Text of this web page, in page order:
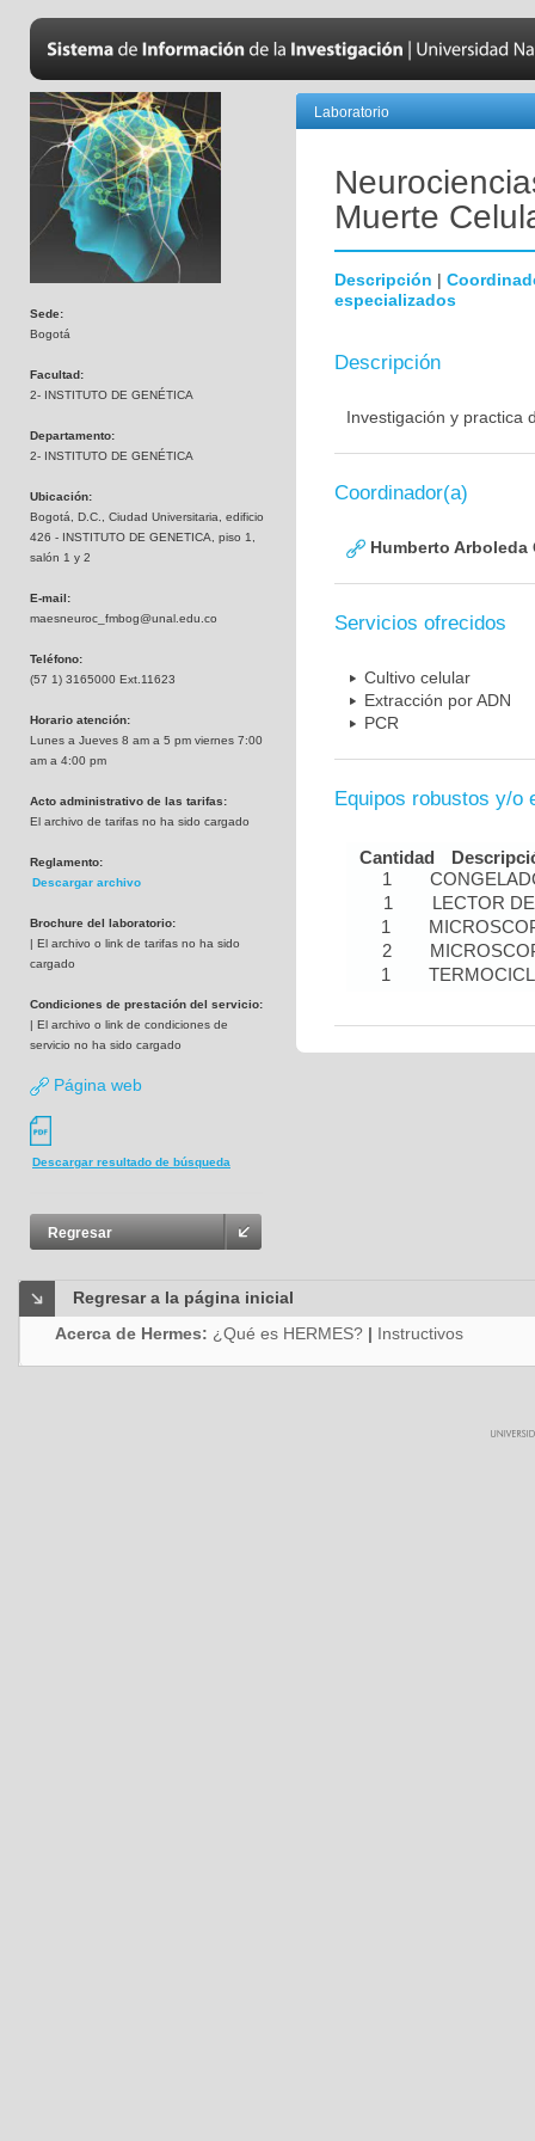
Sede:
Bogotá
Facultad:
2- INSTITUTO DE GENÉTICA
Departamento:
2- INSTITUTO DE GENÉTICA
Ubicación:
Bogotá, D.C., Ciudad Universitaria, edificio
426 - INSTITUTO DE GENETICA, piso 1,
salón 1 y 2
E-mail:
maesneuroc_fmbog@unal.edu.co
Teléfono:
(57 1) 3165000 Ext.11623
Horario atención:
Lunes a Jueves 8 am a 5 pm viernes 7:00
am a 4:00 pm
Acto administrativo de las tarifas:
El archivo de tarifas no ha sido cargado
Reglamento:
Descargar archivo
Brochure del laboratorio:
| El archivo o link de tarifas no ha sido
cargado
Condiciones de prestación del servicio:
| El archivo o link de condiciones de
servicio no ha sido cargado
Página web
Descargar resultado de búsqueda
Regresar
Laboratorio
Muerte
Descripción |
especializados
Descripción
Investigación y practica
Coordinador(a)
Humberto Arboleda
Servicios ofrecidos
Cultivo celular
Extracción por ADN
PCR
Equipos robustos y/o
Cantidad
1
1
LECTOR
1
2
1
Regresar a la página inicial
Acerca de Hermes: ¿Qué es HERMES? | Instructivos